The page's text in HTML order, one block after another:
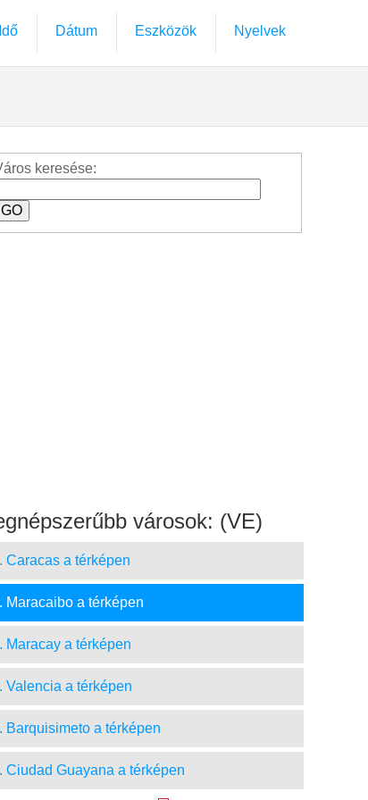
Idő Dátum Eszközök Nyelvek
keresése:
városok: (VE)
Caracas a térképen
Maracaibo a térképen
Maracay a térképen
Valencia a térképen
Barquisimeto a térképen
Ciudad Guayana a térképen